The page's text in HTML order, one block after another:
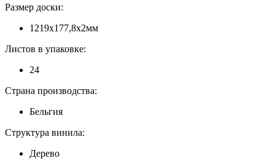
Размер доски:
1219x177,8x2мм
Листов в упаковке:
24
Страна производства:
Бельгия
Структура винила:
Дерево